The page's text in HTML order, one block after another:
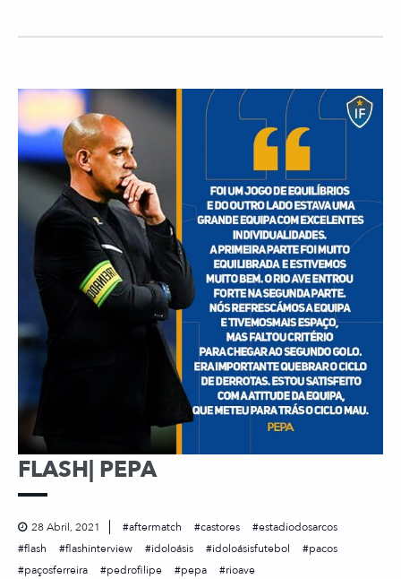
FLASH| PEPA
28 Abril, 2021 aftermatch castores
estadiodosarcos
flash
flashinterview idoloásis idoloásisfutebol
pacos
paçosferreira
pedrofilipe pepa rioave